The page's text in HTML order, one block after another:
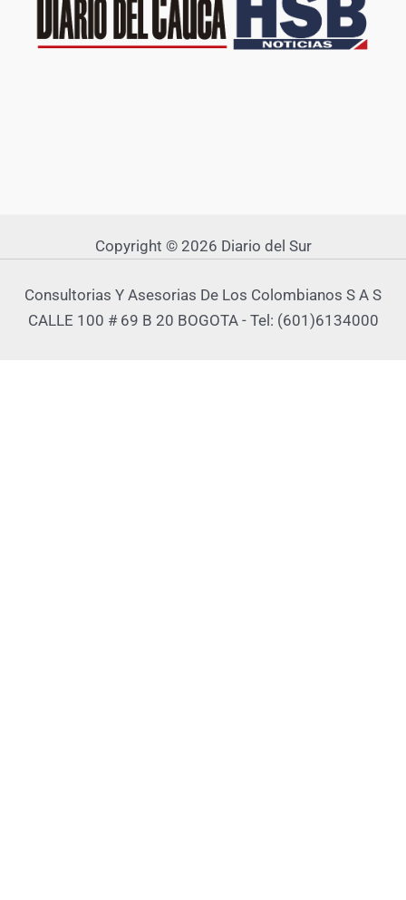
Copyright © 2026 Diario del Sur
Consultorias Y Asesorias De Los Colombianos S A S
CALLE 100 # 69 B 20 BOGOTA - Tel: (601)6134000